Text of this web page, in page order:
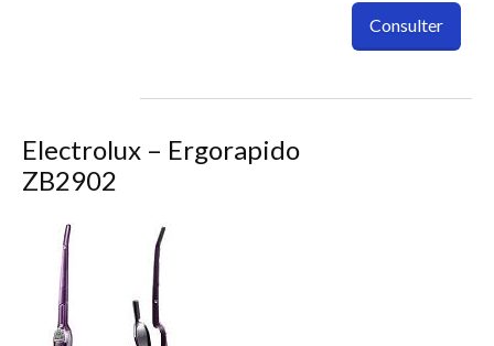
Consulter
Electrolux – Ergorapido
ZB2902